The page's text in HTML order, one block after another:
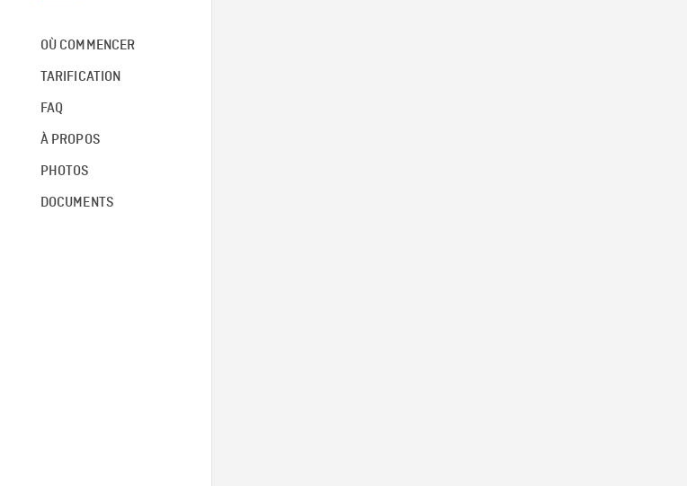
OÙ COMMENCER
TARIFICATION
FAQ
À PROPOS
PHOTOS
DOCUMENTS